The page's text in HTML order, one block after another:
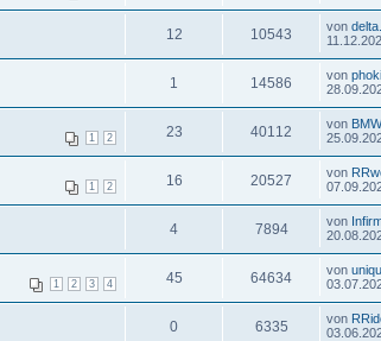
12 10543 von
1 14586 von
1 2 23 40112 von
1 2 16 20527 von
4 7894 von
1 2 3 4 45 64634 von
0 6335 von